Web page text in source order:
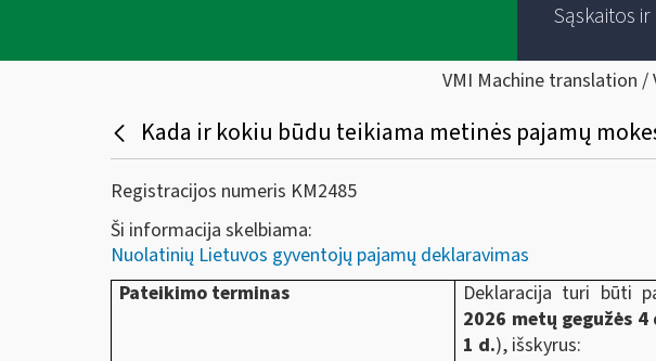
Sąskaitos
VMI Machine translation
Kada ir kokiu būdu teikiama metinės pajamų
Registracijos numeris KM2485
Ši informacija skelbiama:
Nuolatinių Lietuvos gyventojų pajamų deklaravimas
Pateikimo terminas
Deklaracija turi būti
2026 metų gegužės 4
1 d.), išskyrus: